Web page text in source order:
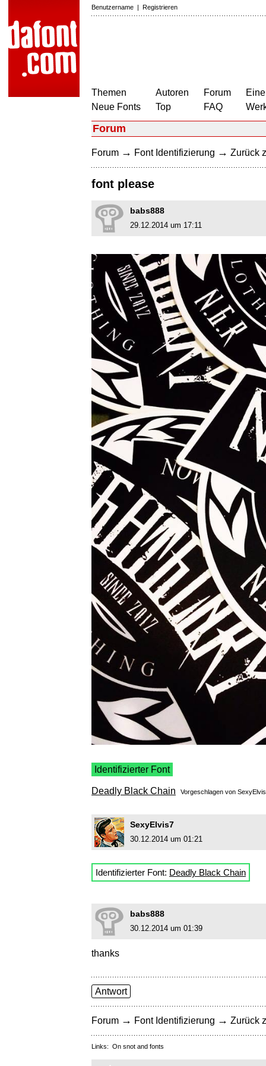
Benutzername | Registrieren
Themen
Neue Fonts
Autoren
Top
Forum
FAQ
Forum
Forum → Font Identifizierung → Zurück
font please
babs888
29.12.2014 um 17:11
Identifizierter Font
Deadly Black Chain Vorgeschlagen von
SexyElvis7
30.12.2014 um 01:21
Identifizierter Font: Deadly Black Chain
babs888
30.12.2014 um 01:39
thanks
Antwort
Forum → Font Identifizierung → Zurück
Links: On snot and fonts